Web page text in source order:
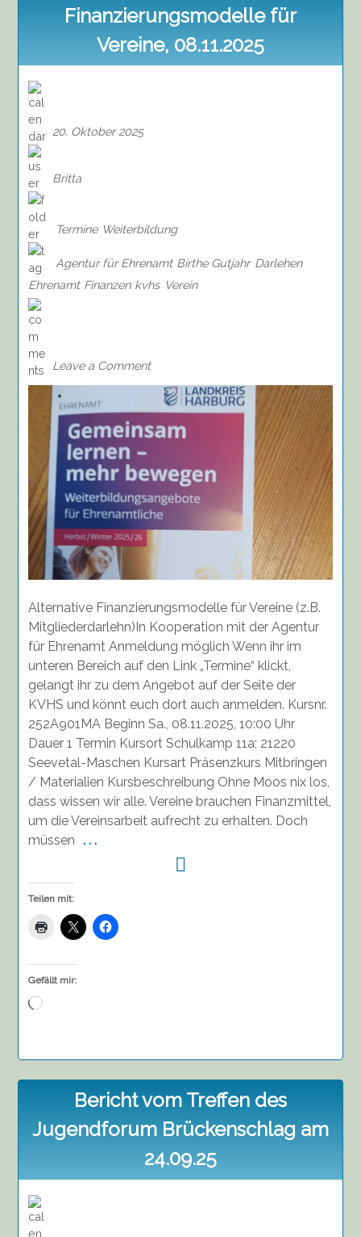
Finanzierungsmodelle für
Vereine, 08.11.2025
20. Oktober 2025
Britta
Termine Weiterbildung
Agentur für Ehrenamt Birthe Gutjahr Darlehen
Ehrenamt Finanzen kvhs Verein
Leave a Comment
für
Vereine,
08.11.2025
Alternative Finanzierungsmodelle für Vereine (z.B.
Mitgliederdarlehn)In Kooperation mit der Agentur
für Ehrenamt Anmeldung möglich Wenn ihr im
unteren Bereich auf den Link „Termine“ klickt,
gelangt ihr zu dem Angebot auf der Seite der
KVHS und könnt euch dort auch anmelden. Kursnr.
252A901MA Beginn Sa., 08.11.2025, 10:00 Uhr
Dauer 1 Termin Kursort Schulkamp 11a; 21220
Seevetal-Maschen Kursart Präsenzkurs Mitbringen
/ Materialien Kursbeschreibung Ohne Moos nix los,
dass wissen wir alle. Vereine brauchen Finanzmittel,
um die Vereinsarbeit aufrecht zu erhalten. Doch
müssen . . .
Teilen mit:
Gefällt mir:
Wird
Bericht vom Treffen des
Jugendforum Brückenschlag am
24.09.25